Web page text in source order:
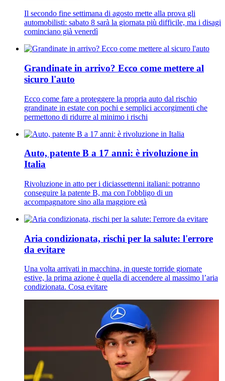
Il secondo fine settimana di agosto mette alla prova gli
automobilisti: sabato 8 sarà la giornata più difficile, ma i disagi
cominciano già venerdì
Grandinate in arrivo? Ecco come mettere al
sicuro l'auto
Ecco come fare a proteggere la propria auto dal rischio
grandinate in estate con pochi e semplici accorgimenti che
permettono di ridurre al minimo i rischi
Auto, patente B a 17 anni: è rivoluzione in
Italia
Rivoluzione in atto per i diciassettenni italiani: potranno
conseguire la patente B, ma con l'obbligo di un
accompagnatore sino alla maggiore età
Aria condizionata, rischi per la salute: l'errore
da evitare
Una volta arrivati in macchina, in queste torride giornate
estive, la prima azione è quella di accendere al massimo l’aria
condizionata. Cosa evitare